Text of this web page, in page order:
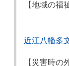
【地域の福
近江八幡多
【災害時の